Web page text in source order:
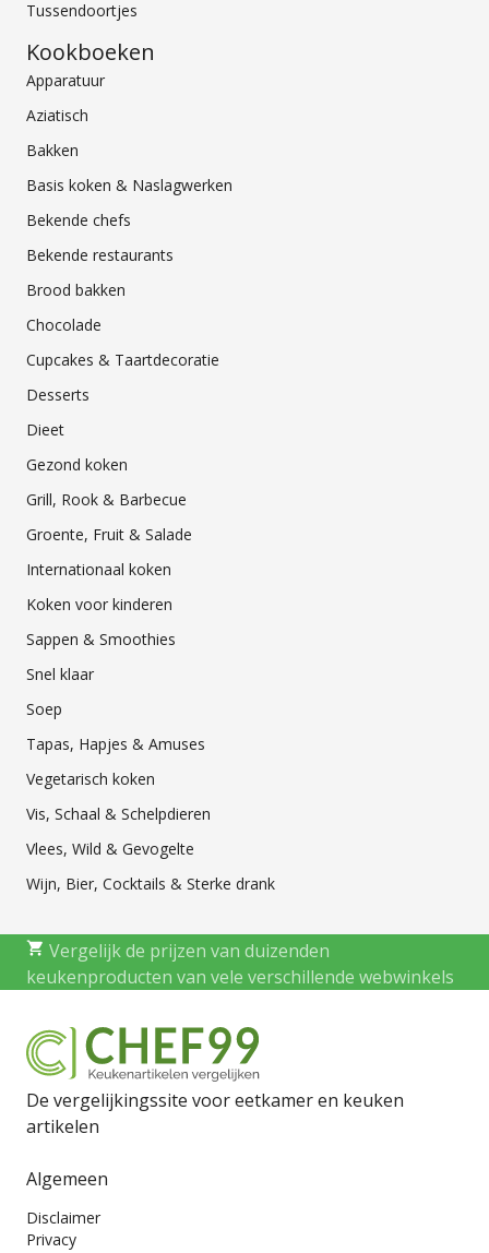
Tussendoortjes
Kookboeken
Apparatuur
Aziatisch
Bakken
Basis koken & Naslagwerken
Bekende chefs
Bekende restaurants
Brood bakken
Chocolade
Cupcakes & Taartdecoratie
Desserts
Dieet
Gezond koken
Grill, Rook & Barbecue
Groente, Fruit & Salade
Internationaal koken
Koken voor kinderen
Sappen & Smoothies
Snel klaar
Soep
Tapas, Hapjes & Amuses
Vegetarisch koken
Vis, Schaal & Schelpdieren
Vlees, Wild & Gevogelte
Wijn, Bier, Cocktails & Sterke drank
Vergelijk de prijzen van duizenden
keukenproducten van vele verschillende webwinkels
De vergelijkingssite voor eetkamer en keuken
artikelen
Algemeen
Disclaimer
Privacy